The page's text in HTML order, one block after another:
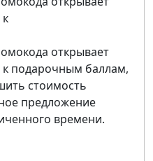
открывает
к подарочным баллам,
стоимость
предложение
времени.